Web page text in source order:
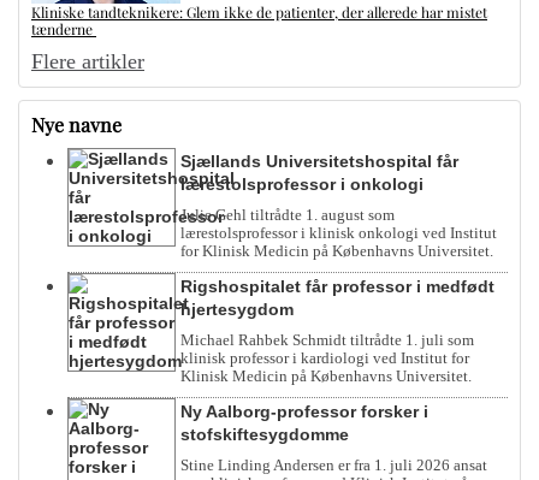
Kliniske tandteknikere: Glem ikke de patienter, der allerede har mistet
tænderne
Flere artikler
Nye navne
Sjællands Universitetshospital får
lærestolsprofessor i onkologi
Julie Gehl tiltrådte 1. august som
lærestolsprofessor i klinisk onkologi ved Institut
for Klinisk Medicin på Københavns Universitet.
Rigshospitalet får professor i medfødt
hjertesygdom
Michael Rahbek Schmidt tiltrådte 1. juli som
klinisk professor i kardiologi ved Institut for
Klinisk Medicin på Københavns Universitet.
Ny Aalborg-professor forsker i
stofskiftesygdomme
Stine Linding Andersen er fra 1. juli 2026 ansat